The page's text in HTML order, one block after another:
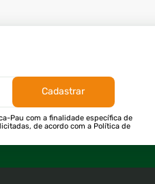
Cadastrar
Pau com a finalidade específica de
de acordo com a Política de